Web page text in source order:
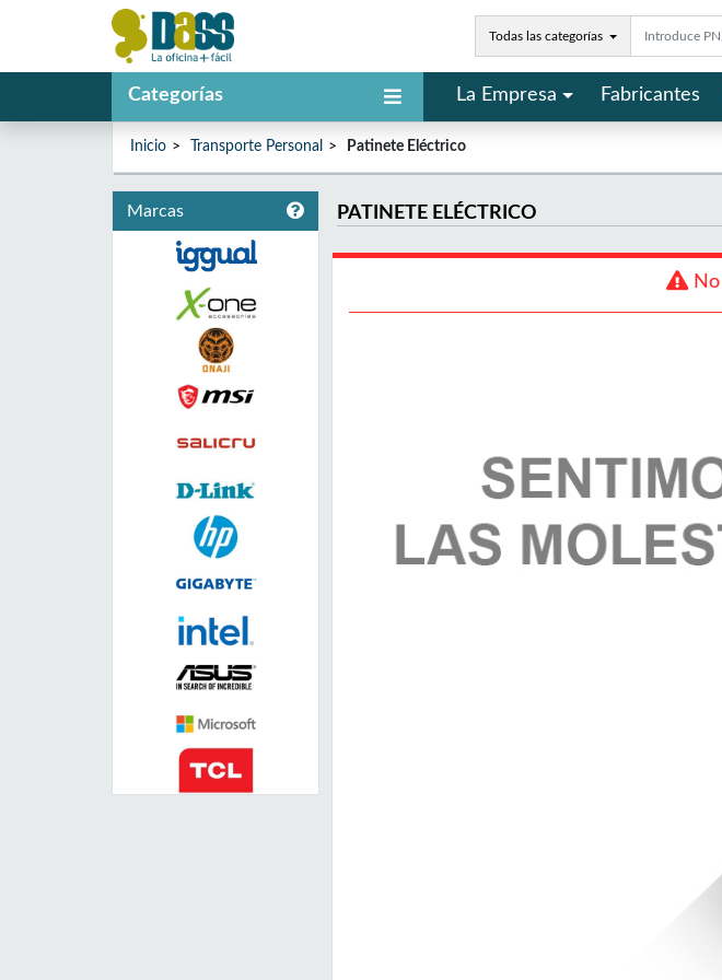
Todas las categorías
Categorías La Empresa Fabricantes
Inicio Transporte Personal Patinete Eléctrico
Marcas PATINETE ELÉCTRICO